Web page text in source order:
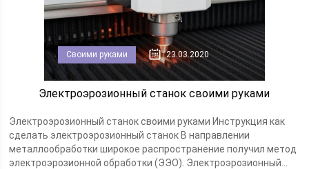
Своими руками 23.03.2020
Электроэрозионный станок своими руками
Электроэрозионный станок своими руками Инструкция как
сделать электроэрозионный станок В направлении
металлообработки широкое распространение получил метод
электроэрозионной обработки (ЭЭО). Электроэрозионный...